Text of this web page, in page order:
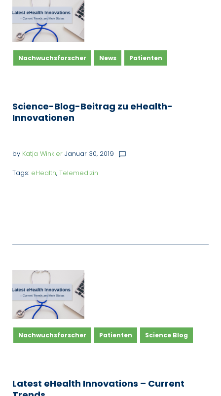
Nachwuchsforscher News Patienten
Science-Blog-Beitrag zu eHealth-
Innovationen
by Katja Winkler Januar 30, 2019 chat_bubble_outline
Tags: eHealth, Telemedizin
Nachwuchsforscher Patienten Science Blog
Latest eHealth Innovations – Current